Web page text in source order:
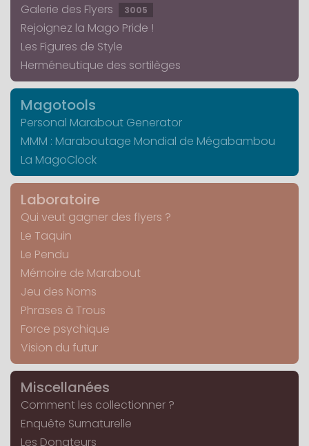
Galerie des Flyers
3005
Rejoignez la Mago Pride !
Les Figures de Style
Herméneutique des sortilèges
Magotools
Personal Marabout Generator
MMM : Maraboutage Mondial de Mégabambou
La MagoClock
Laboratoire
Qui veut gagner des flyers ?
Le Taquin
Le Pendu
Mémoire de Marabout
Jeu des Noms
Phrases à Trous
Force psychique
Vision du futur
Miscellanées
Comment les collectionner ?
Enquête Surnaturelle
Les Donateurs